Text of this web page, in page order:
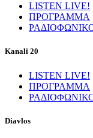
LISTEN LIVE!
ΠΡΟΓΡΑΜΜΑ
Kanali 20
LISTEN LIVE!
ΠΡΟΓΡΑΜΜΑ
Diavlos